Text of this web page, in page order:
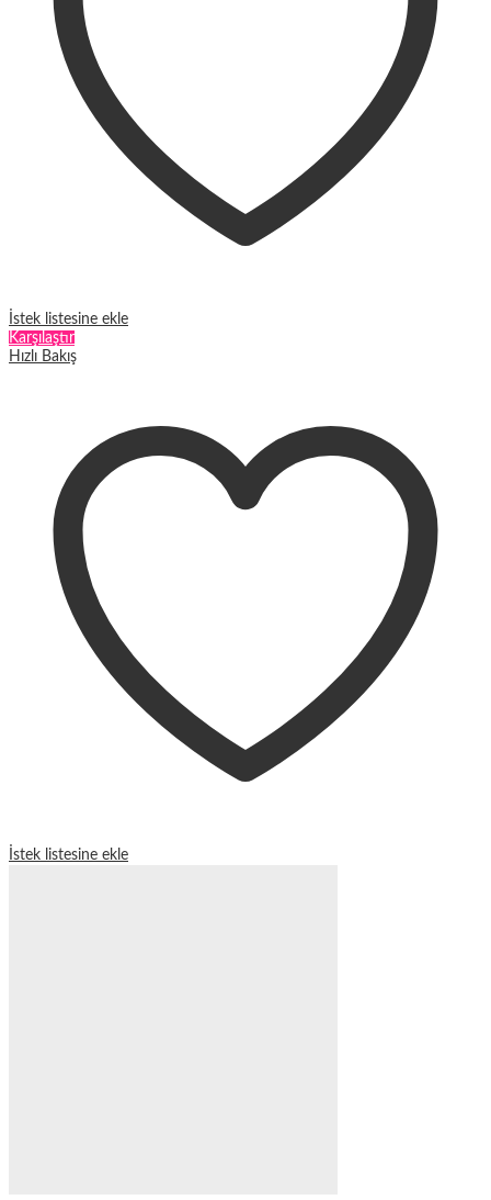
İstek listesine ekle
Karşılaştır
Hızlı Bakış
İstek listesine ekle